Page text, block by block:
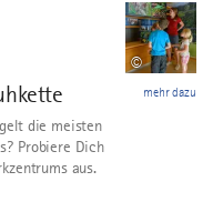
©
die meisten
Probiere Dich
aus.
mehr dazu